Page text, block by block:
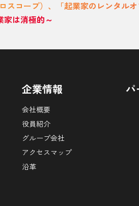
スコープ）、「起業家のレンタル
家は消極的～
企業情報
会社概要
役員紹介
グループ会社
アクセスマップ
沿革
パ